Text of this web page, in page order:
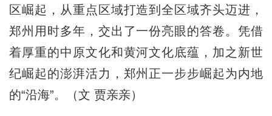
区崛起，从重点区域打造到全区域齐头迈进，
郑州用时多年，交出了一份亮眼的答卷。凭借
着厚重的中原文化和黄河文化底蕴，加之新世
纪崛起的澎湃活力，郑州正一步步崛起为内地
的“沿海”。（文 贾亲亲）